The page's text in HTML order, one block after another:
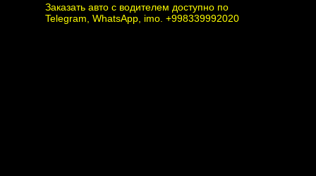
Заказать авто с водителем доступно по
Telegram, WhatsApp, imo. +998339992020